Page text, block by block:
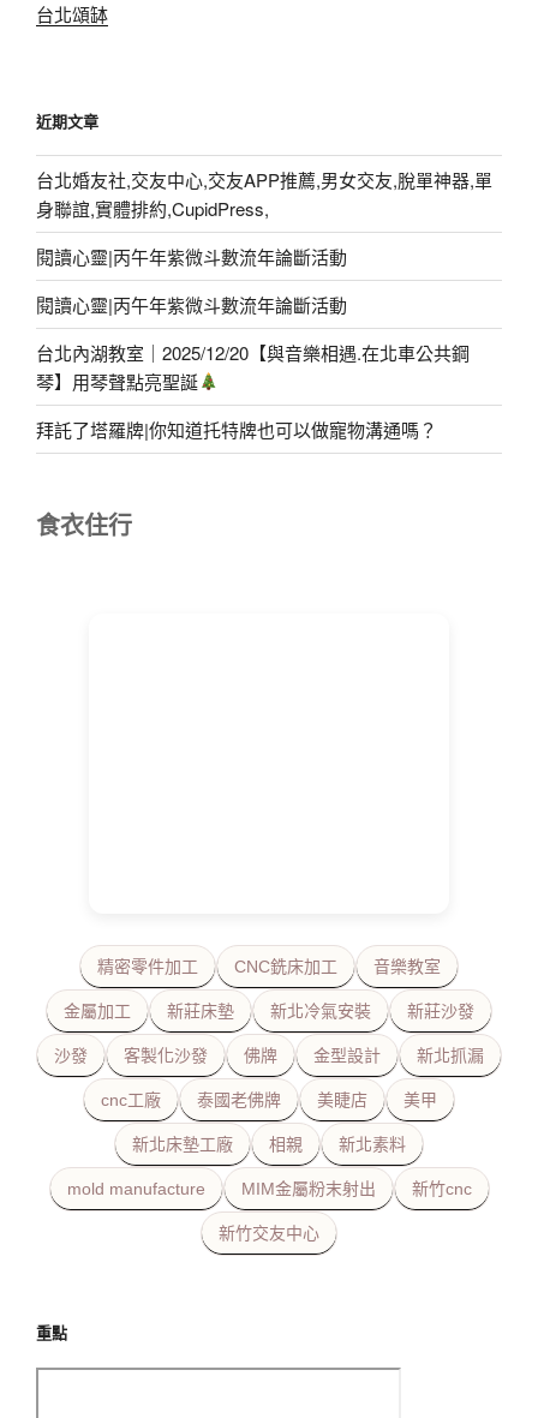
台北頌缽
近期文章
台北婚友社,交友中心,交友APP推薦,男女交友,脫單神器,單
身聯誼,實體排約,CupidPress,
閱讀心靈|丙午年紫微斗數流年論斷活動
閱讀心靈|丙午年紫微斗數流年論斷活動
台北內湖教室｜2025/12/20【與音樂相遇.在北車公共鋼
琴】用琴聲點亮聖誕
拜託了塔羅牌|你知道托特牌也可以做寵物溝通嗎？
食衣住行
精密零件加工 CNC銑床加工 音樂教室
金屬加工 新莊床墊 新北冷氣安裝 新莊沙發
沙發 客製化沙發 佛牌 金型設計 新北抓漏
cnc工廠 泰國老佛牌 美睫店 美甲
新北床墊工廠 相親 新北素料
mold manufacture MIM金屬粉末射出 新竹cnc
新竹交友中心
重點